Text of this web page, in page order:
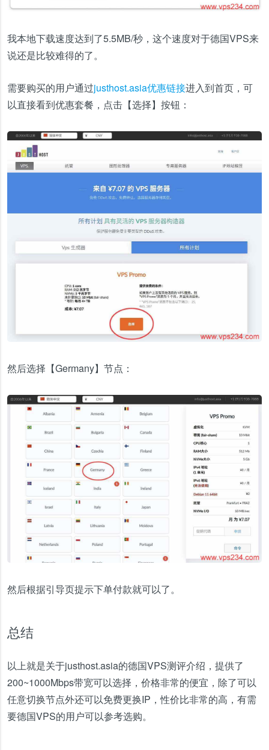
我本地下载速度达到了5.5MB/秒，这个速度对于德国VPS来
说还是比较难得的了。
需要购买的用户通过justhost.asia优惠链接进入到首页，可
以直接看到优惠套餐，点击【选择】按钮：
然后选择【Germany】节点：
然后根据引导页提示下单付款就可以了。
总结
以上就是关于justhost.asia的德国VPS测评介绍，提供了
200~1000Mbps带宽可以选择，价格非常的便宜，除了可以
任意切换节点外还可以免费更换IP，性价比非常的高，有需
要德国VPS的用户可以参考选购。